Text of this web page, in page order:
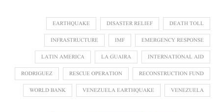
DEATH TOLL
DISASTER RELIEF
EARTHQUAKE
EMERGENCY RESPONSE
IMF
INFRASTRUCTURE
INTERNATIONAL AID
LA GUAIRA
LATIN AMERICA
RECONSTRUCTION FUND
RESCUE OPERATION
RODRIGUEZ
VENEZUELA
VENEZUELA EARTHQUAKE
WORLD BANK